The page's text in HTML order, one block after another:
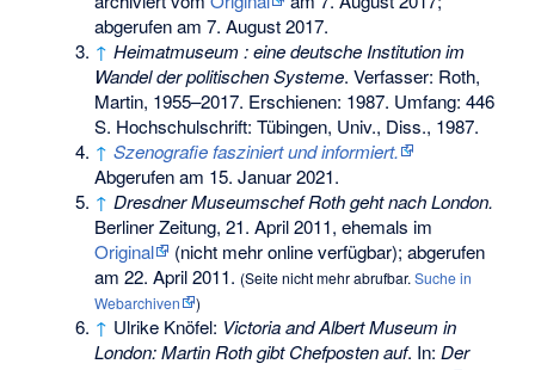
abgerufen am 7. August 2017.
↑ Heimatmuseum : eine deutsche Institution im
Wandel der politischen Systeme. Verfasser: Roth,
Martin, 1955–2017. Erschienen: 1987. Umfang: 446
S. Hochschulschrift: Tübingen, Univ., Diss., 1987.
↑ Szenografie fasziniert und informiert.
Abgerufen am 15. Januar 2021.
↑ Dresdner Museumschef Roth geht nach London.
Berliner Zeitung, 21. April 2011, ehemals im
Original
(nicht mehr online verfügbar); abgerufen
am 22. April 2011. (Seite nicht mehr abrufbar.Suche in
Webarchiven
)
↑ Ulrike Knöfel: Victoria and Albert Museum in
London: Martin Roth gibt Chefposten auf. In:Der